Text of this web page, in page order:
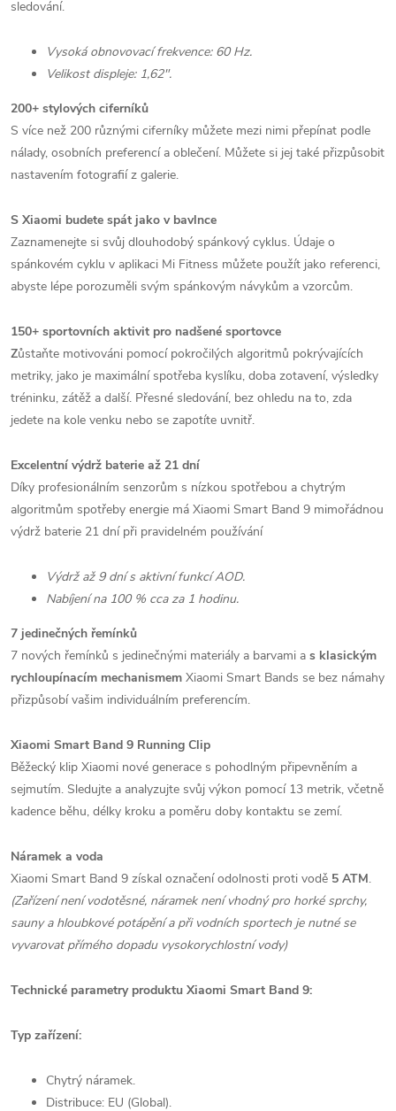
sledování.
Vysoká obnovovací frekvence: 60 Hz.
Velikost displeje: 1,62".
200+ stylových ciferníků
S více než 200 různými ciferníky můžete mezi nimi přepínat podle
nálady, osobních preferencí a oblečení. Můžete si jej také přizpůsobit
nastavením fotografií z galerie.
S Xiaomi budete spát jako v bavlnce
Zaznamenejte si svůj dlouhodobý spánkový cyklus. Údaje o
spánkovém cyklu v aplikaci Mi Fitness můžete použít jako referenci,
abyste lépe porozuměli svým spánkovým návykům a vzorcům.
150+ sportovních aktivit pro nadšené sportovce
Zůstaňte motivováni pomocí pokročilých algoritmů pokrývajících
metriky, jako je maximální spotřeba kyslíku, doba zotavení, výsledky
tréninku, zátěž a další. Přesné sledování, bez ohledu na to, zda
jedete na kole venku nebo se zapotíte uvnitř.
Excelentní výdrž baterie až 21 dní
Díky profesionálním senzorům s nízkou spotřebou a chytrým
algoritmům spotřeby energie má Xiaomi Smart Band 9 mimořádnou
výdrž baterie 21 dní při pravidelném používání
Výdrž až 9 dní s aktivní funkcí AOD.
Nabíjení na 100 % cca za 1 hodinu.
7 jedinečných řemínků
7 nových řemínků s jedinečnými materiály a barvami a s klasickým
rychloupínacím mechanismem Xiaomi Smart Bands se bez námahy
přizpůsobí vašim individuálním preferencím.
Xiaomi Smart Band 9 Running Clip
Běžecký klip Xiaomi nové generace s pohodlným připevněním a
sejmutím. Sledujte a analyzujte svůj výkon pomocí 13 metrik, včetně
kadence běhu, délky kroku a poměru doby kontaktu se zemí.
Náramek a voda
Xiaomi Smart Band 9 získal označení odolnosti proti vodě 5 ATM.
(Zařízení není vodotěsné, náramek není vhodný pro horké sprchy,
sauny a hloubkové potápění a při vodních sportech je nutné se
vyvarovat přímého dopadu vysokorychlostní vody)
Technické parametry produktu Xiaomi Smart Band 9:
Typ zařízení:
Chytrý náramek.
Distribuce: EU (Global).